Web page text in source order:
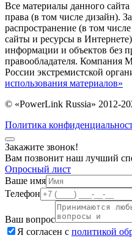
Все материалы данного
права (в том числе дизайн).
распространение (в том
сайты и ресурсы в
информации и объектов без
правообладателя. Компания
России экстремистской
использования материалов»
© «PowerLink Russia» 2012-
Политика
Закажите звонок!
Вам позвонит наш лучший
Опросный лист
Ваше имя
Телефон
Ваш вопрос
Я согласен с политикой